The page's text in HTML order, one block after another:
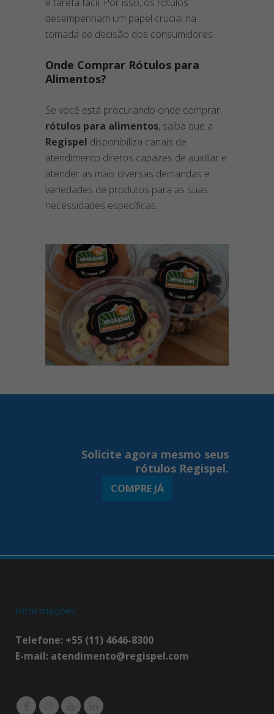
desempenham um papel crucial na
tomada de decisão dos consumidores.
Onde Comprar Rótulos para
Alimentos?
Se você está procurando onde comprar
rótulos para alimentos, saiba que a
Regispel disponibiliza canais de
atendimento diretos capazes de auxiliar e
atender as mais diversas demandas e
variedades de produtos para as suas
necessidades específicas.
Solicite agora mesmo seus
rótulos Regispel.
COMPRE JÁ
Informações
Telefone: +55 (11) 4646-8300
E-mail: atendimento@regispel.com